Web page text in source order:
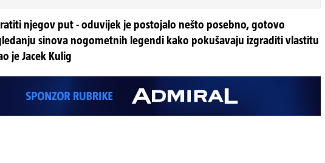
njegov put - oduvijek je postojalo nešto posebno, gotovo
sinova nogometnih legendi kako pokušavaju izgraditi vlastitu
je Jacek Kulig